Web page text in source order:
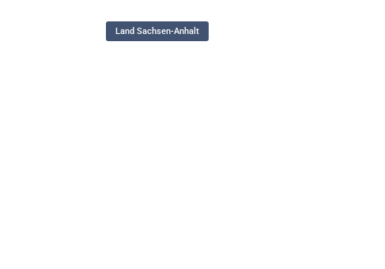
Land Sachsen-Anhalt